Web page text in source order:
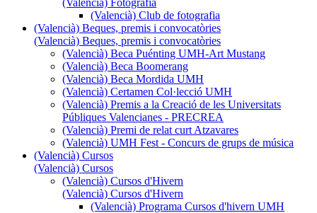
(Valencià) Club de fotografia
(Valencià) Beques, premis i convocatòries
(Valencià) Beques, premis i convocatòries
(Valencià) Beca Puénting UMH-Art Mustang
(Valencià) Beca Boomerang
(Valencià) Beca Mordida UMH
(Valencià) Certamen Col·lecció UMH
(Valencià) Premis a la Creació de les Universitats
Públiques Valencianes - PRECREA
(Valencià) Premi de relat curt Atzavares
(Valencià) UMH Fest - Concurs de grups de música
(Valencià) Cursos
(Valencià) Cursos
(Valencià) Cursos d'Hivern
(Valencià) Cursos d'Hivern
(Valencià) Programa Cursos d'hivern UMH